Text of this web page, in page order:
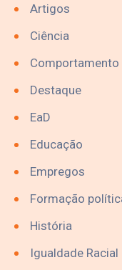
Artigos
Ciência
Comportamento
Destaque
EaD
Educação
Empregos
Formação
História
Igualdade Racial